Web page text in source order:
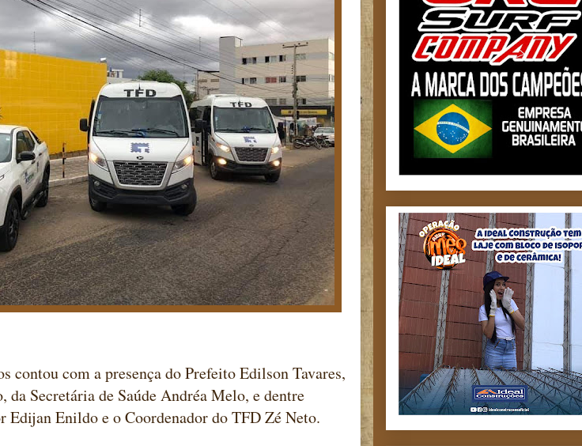
contou com a presença do Prefeito Edilson Tavares,
Secretária de Saúde Andréa Melo, e dentre
Edijan Enildo e o Coordenador do TFD Zé Neto.